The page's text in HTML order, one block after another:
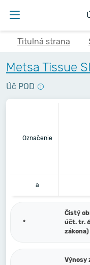
Titulná strana
Metsa Tissue
Úč POD
Označenie
a
*
Čistý
účt. tr.
zákona)
Výnosy